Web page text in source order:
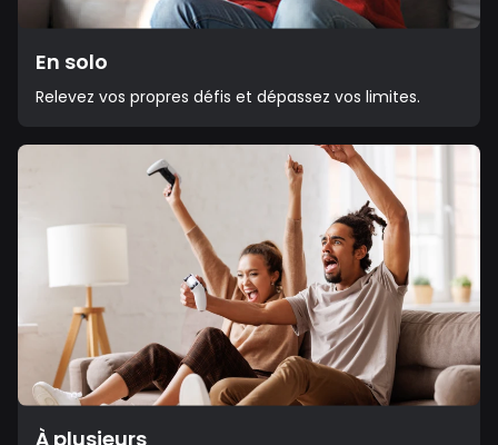
En solo
Relevez vos propres défis et dépassez vos limites.
À plusieurs